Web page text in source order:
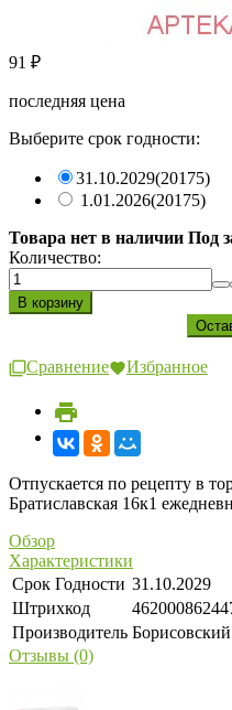
91 ₽
последняя цена
Выберите срок годности:
31.10.2029(20175)
1.01.2026(20175)
Товара нет в наличии Под
Количество:
Сравнение Избранное
Отпускается по рецепту в
Братиславская 16к1
Обзор
Характеристики
Срок Годности 31.10.2029
Штрихкод
Производитель
Отзывы (0)